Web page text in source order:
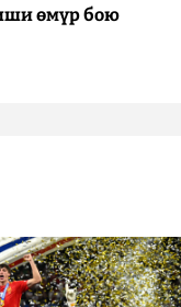
өмүр бою